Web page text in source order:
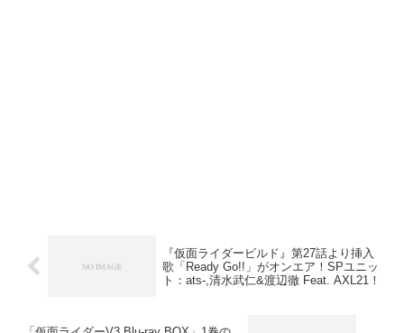
『仮面ライダービルド』第27話より挿入
歌「Ready Go!!」がオンエア！SPユニッ
ト：ats-,清水武仁&渡辺徹 Feat. AXL21！